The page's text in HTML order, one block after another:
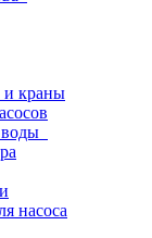
и краны
насоса